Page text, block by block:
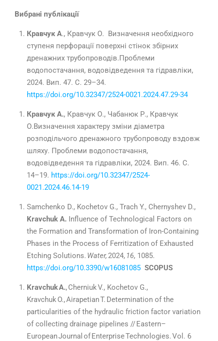
Вибрані публікації
Кравчук А., Кравчук О. Визначення необхідного
ступеня перфорації поверхні стінок збірних
дренажних трубопроводів.Проблеми
водопостачання, водовідведення та гідравліки,
2024. Вип. 47. С. 29–34.
https://doi.org/10.32347/2524-0021.2024.47.29-34
Кравчук А., Кравчук О., Чабанюк Р., Кравчук
О.Визначення характеру зміни діаметра
розподільчого дренажного трубопроводу вздовж
шляху. Проблеми водопостачання,
водовідведення та гідравліки, 2024. Вип. 46. С.
14–19. https://doi.org/10.32347/2524-
0021.2024.46.14-19
Samchenko D., Kochetov G., Trach Y., Chernyshev D.,
Kravchuk A. Influence of Technological Factors on
the Formation and Transformation of Iron-Containing
Phases in the Process of Ferritization of Exhausted
Etching Solutions. Water,2024, 16, 1085.
https://doi.org/10.3390/w16081085 SCOPUS
Kravchuk A.,Cherniuk V., Kochetov G.,
Kravchuk O.,Airapetian T. Determination of the
particularities of the hydraulic friction factor variation
of collecting drainage pipelines //Eastern–
European Journal of Enterprise Technologies.Vol . 6